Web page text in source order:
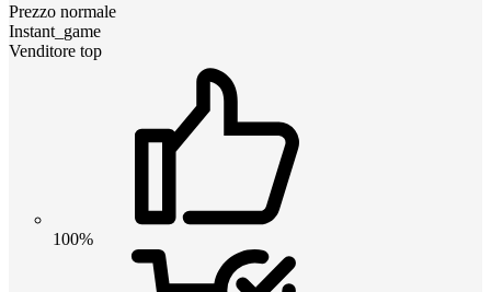
Prezzo normale
Instant_game
Venditore top
100%